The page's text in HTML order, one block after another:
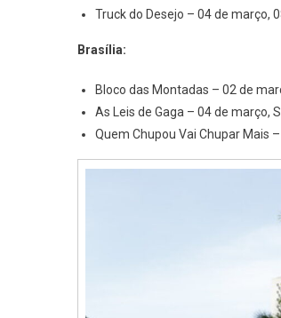
Truck do Desejo – 04 de março,
Brasília:
Bloco das Montadas – 02 de
As Leis de Gaga – 04 de março,
Quem Chupou Vai Chupar Mais